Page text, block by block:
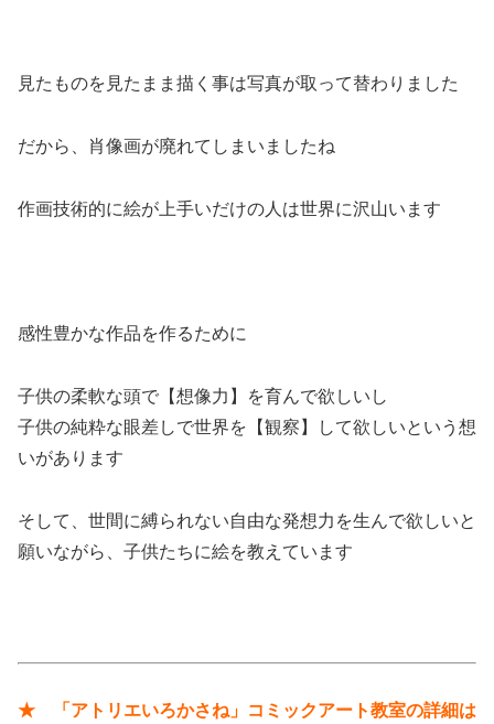
見たものを見たまま描く事は写真が取って替わりました
だから、肖像画が廃れてしまいましたね
作画技術的に絵が上手いだけの人は世界に沢山います
感性豊かな作品を作るために
子供の柔軟な頭で【想像力】を育んで欲しいし
子供の純粋な眼差しで世界を【観察】して欲しいという想
いがあります
そして、世間に縛られない自由な発想力を生んで欲しいと
願いながら、子供たちに絵を教えています
★ 「アトリエいろかさね」コミックアート教室の詳細は